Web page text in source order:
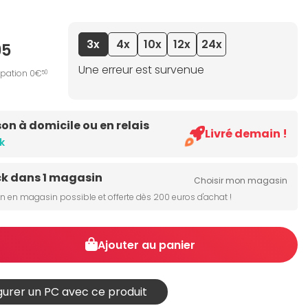
0€50
3x 4x 10x 12x
24x
Une erreur est survenue
à domicile ou en relais
Livré demain !
dans 1 magasin
Choisir mon magasin
en magasin possible et offerte dès 200 euros d'achat !
Ajouter au panier
un PC avec ce produit